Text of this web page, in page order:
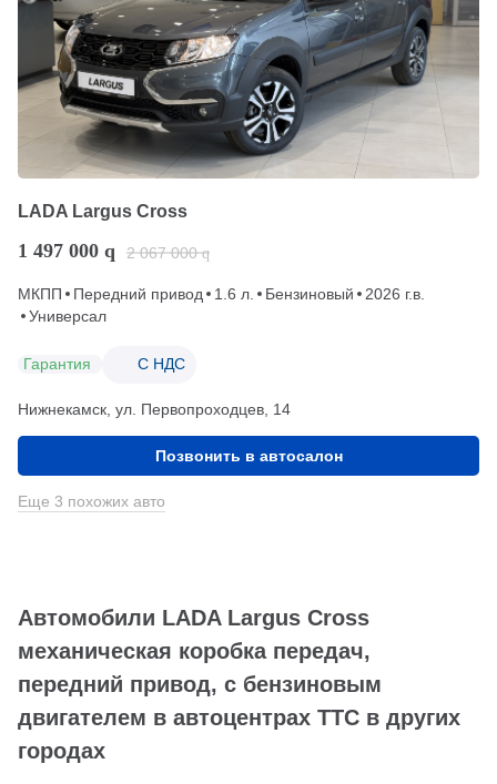
LADA Largus Cross
1 497 000 q 2 067 000 q
МКПП Передний привод 1.6 л. Бензиновый
2026 г.в.
Универсал
Гарантия С НДС
Нижнекамск, ул. Первопроходцев, 14
Позвонить в автосалон
Еще 3 похожих авто
Автомобили LADA Largus Cross
механическая коробка передач,
передний привод, с бензиновым
двигателем в автоцентрах ТТС в других
городах